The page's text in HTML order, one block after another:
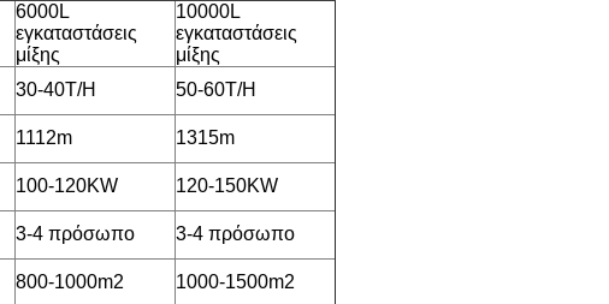
6000L
εγκαταστάσεις
μίξης
10000L
εγκαταστάσεις
μίξης
30-40T/H 50-60T/H
1112m
1315m
100-120KW
120-150KW
3-4 πρόσωπο
3-4 πρόσωπο
800-1000m2
1000-1500m2